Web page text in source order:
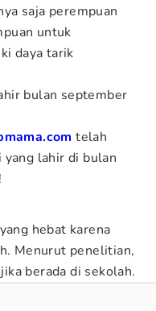
saja perempuan
untuk
daya tarik
bulan september
telah
yang lahir di bulan
hebat karena
Menurut penelitian,
berada di sekolah.